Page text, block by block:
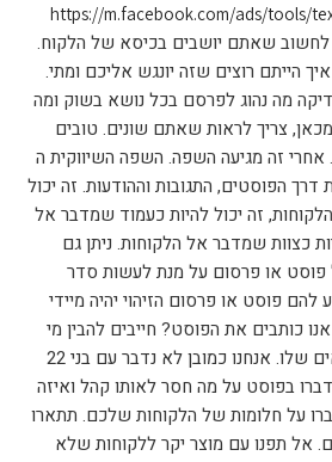
https://m.facebook.com/ads/tools/
לחשוב שאתם יושבים בכיסא של הלקוח.
הייתם רוצים שזה יונגש אליכם ומתי.
מה נהוג לפרסם בכל נושא בשוק ומה
צריך לראות שאתם שונים. טובים
אחרי זה מגיעה השפה. השפה השיווקית ה
הפוסטים, התגובות וההודעות. זה יכול
זה יכול להיות כעמוד שמדבר אל
כצוות שמדבר אל הלקוחות. ניתן גם
פוסט או פרסום על מנת לעשות סדר
פוסט או פרסום הזיהוי יהיה מיידי
כותבים את הפוסט? חייבים להבין מי
קהל היעד שלנו מה הגילאים שלו. אנחנו כמובן לא נדבר עם בני 22
בפוסט על מה חסר לאותו קהל ואיזה
על חלומות של הלקוחות שלכם. תתארו
אל תפנו עם מוצר יקר ללקוחות שלא